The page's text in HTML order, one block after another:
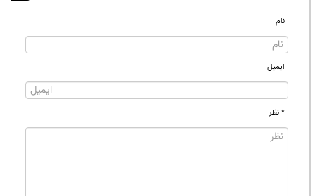
نام
ایمیل
* نظر